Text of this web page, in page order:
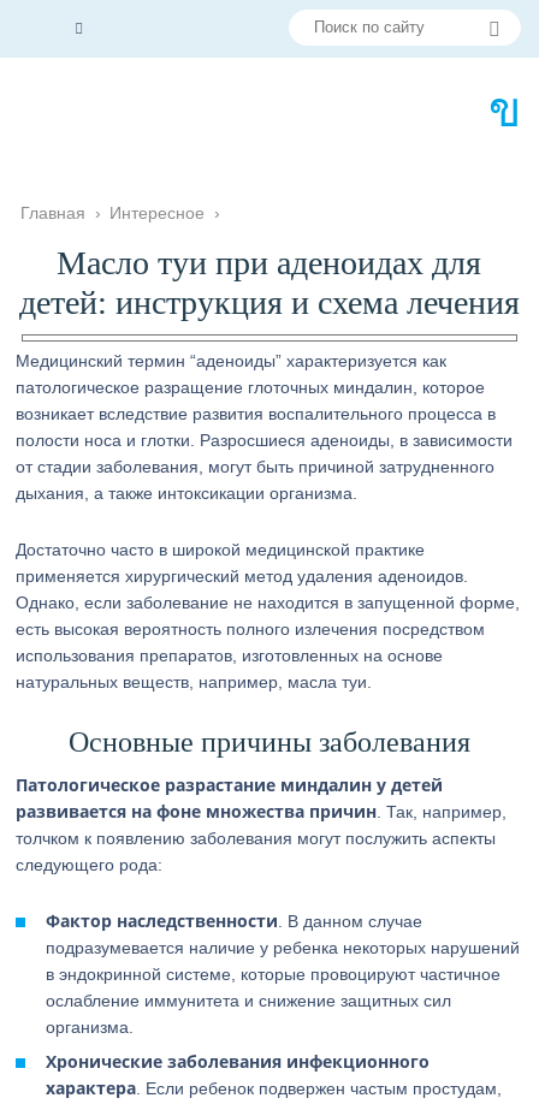
Главная › Интересное ›
Масло туи при аденоидах для
детей: инструкция и схема лечения
Медицинский термин “аденоиды” характеризуется как
патологическое разращение глоточных миндалин, которое
возникает вследствие развития воспалительного процесса в
полости носа и глотки. Разросшиеся аденоиды, в зависимости
от стадии заболевания, могут быть причиной затрудненного
дыхания, а также интоксикации организма.
Достаточно часто в широкой медицинской практике
применяется хирургический метод удаления аденоидов.
Однако, если заболевание не находится в запущенной форме,
есть высокая вероятность полного излечения посредством
использования препаратов, изготовленных на основе
натуральных веществ, например, масла туи.
Основные причины заболевания
Патологическое разрастание миндалин у детей
развивается на фоне множества причин . Так, например,
толчком к появлению заболевания могут послужить аспекты
следующего рода:
Фактор наследственности . В данном случае
подразумевается наличие у ребенка некоторых нарушений
в эндокринной системе, которые провоцируют частичное
ослабление иммунитета и снижение защитных сил
организма.
Хронические заболевания инфекционного
характера . Если ребенок подвержен частым простудам,